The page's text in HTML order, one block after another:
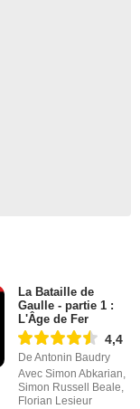
La Bataille de
Gaulle - partie 1 :
L'Âge de Fer
4,4
De Antonin Baudry
Avec Simon Abkarian,
Simon Russell Beale,
Florian Lesieur